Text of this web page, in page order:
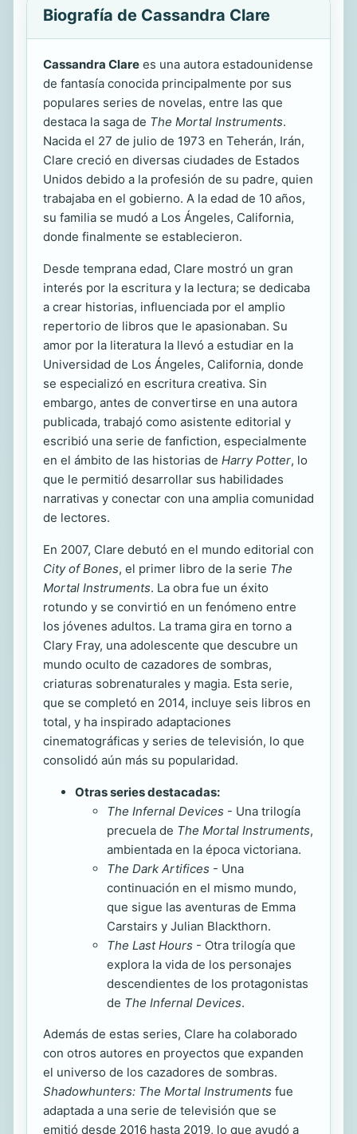
Biografía de Cassandra Clare
Cassandra Clare es una autora estadounidense
de fantasía conocida principalmente por sus
populares series de novelas, entre las que
destaca la saga de The Mortal Instruments.
Nacida el 27 de julio de 1973 en Teherán, Irán,
Clare creció en diversas ciudades de Estados
Unidos debido a la profesión de su padre, quien
trabajaba en el gobierno. A la edad de 10 años,
su familia se mudó a Los Ángeles, California,
donde finalmente se establecieron.
Desde temprana edad, Clare mostró un gran
interés por la escritura y la lectura; se dedicaba
a crear historias, influenciada por el amplio
repertorio de libros que le apasionaban. Su
amor por la literatura la llevó a estudiar en la
Universidad de Los Ángeles, California, donde
se especializó en escritura creativa. Sin
embargo, antes de convertirse en una autora
publicada, trabajó como asistente editorial y
escribió una serie de fanfiction, especialmente
en el ámbito de las historias de Harry Potter, lo
que le permitió desarrollar sus habilidades
narrativas y conectar con una amplia comunidad
de lectores.
En 2007, Clare debutó en el mundo editorial con
City of Bones, el primer libro de la serie The
Mortal Instruments. La obra fue un éxito
rotundo y se convirtió en un fenómeno entre
los jóvenes adultos. La trama gira en torno a
Clary Fray, una adolescente que descubre un
mundo oculto de cazadores de sombras,
criaturas sobrenaturales y magia. Esta serie,
que se completó en 2014, incluye seis libros en
total, y ha inspirado adaptaciones
cinematográficas y series de televisión, lo que
consolidó aún más su popularidad.
Otras series destacadas:
The Infernal Devices - Una trilogía
precuela de The Mortal Instruments,
ambientada en la época victoriana.
The Dark Artifices - Una
continuación en el mismo mundo,
que sigue las aventuras de Emma
Carstairs y Julian Blackthorn.
The Last Hours - Otra trilogía que
explora la vida de los personajes
descendientes de los protagonistas
de The Infernal Devices.
Además de estas series, Clare ha colaborado
con otros autores en proyectos que expanden
el universo de los cazadores de sombras.
Shadowhunters: The Mortal Instruments fue
adaptada a una serie de televisión que se
emitió desde 2016 hasta 2019, lo que ayudó a